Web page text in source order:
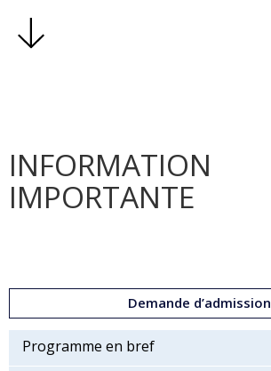
INFORMATION
IMPORTANTE
Demande d’admission
Programme en bref